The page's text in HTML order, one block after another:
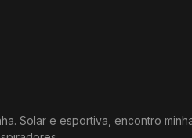
Solar e esportiva, encontro